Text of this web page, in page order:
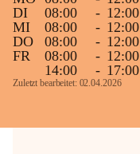
DI
08:00 - 12:00
MI
08:00 - 12:00
DO
08:00 - 12:00
FR
08:00 - 12:00
14:00
- 17:00
Zuletzt bearbeitet: 02.04.2026